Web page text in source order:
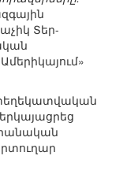
Տեր-